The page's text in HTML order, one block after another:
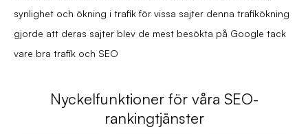
synlighet och ökning i trafik för vissa sajter denna trafikökning
gjorde att deras sajter blev de mest besökta på Google tack
vare bra trafik och SEO
Nyckelfunktioner för våra SEO-
rankingtjänster